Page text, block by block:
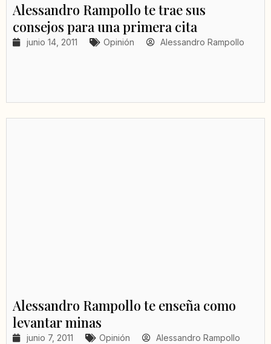
Alessandro Rampollo te trae sus
consejos para una primera cita
junio 14, 2011 Opinión Alessandro Rampollo
Alessandro Rampollo te enseña como
levantar minas
junio 7, 2011 Opinión Alessandro Rampollo